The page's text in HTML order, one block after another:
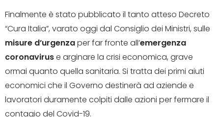
Finalmente è stato pubblicato il tanto atteso Decreto
“Cura Italia”, varato oggi dal Consiglio dei Ministri, sulle
misure d’urgenzaper far fronte all’emergenza
coronaviruse arginare la crisi economica, grave
ormai quanto quella sanitaria. Si tratta dei primi aiuti
economici che il Governo destinerà ad aziende e
lavoratori duramente colpiti dalle azioni per fermare il
contagio del Covid-19.